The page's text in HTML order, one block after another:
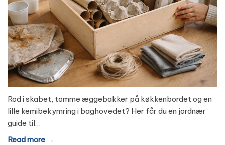
Rod i skabet, tomme æggebakker på køkkenbordet og en
lille kemibekymring i baghovedet? Her får du en jordnær
guide til…
Read more →